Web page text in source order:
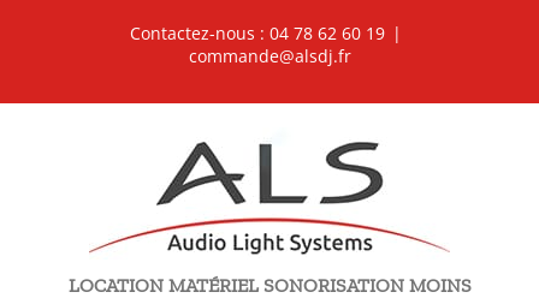
Contactez-nous : 04 78 62 60 19 |
commande@alsdj.fr
LOCATION MATÉRIEL SONORISATION MOINS